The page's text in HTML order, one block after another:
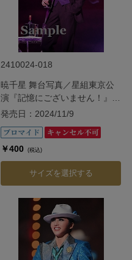
2410024-018
暁千星 舞台写真／星組東京公
演『記憶にございません！』
『Tiara Azul ―Destino―』
発売日：2024/11/9
￥400 (税込)
サイズを選択する